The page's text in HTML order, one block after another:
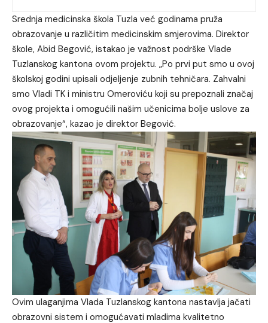
Srednja medicinska škola Tuzla već godinama pruža
obrazovanje u različitim medicinskim smjerovima. Direktor
škole, Abid Begović, istakao je važnost podrške Vlade
Tuzlanskog kantona ovom projektu. „Po prvi put smo u ovoj
školskoj godini upisali odjeljenje zubnih tehničara. Zahvalni
smo Vladi TK i ministru Omeroviću koji su prepoznali značaj
ovog projekta i omogućili našim učenicima bolje uslove za
obrazovanje“, kazao je direktor Begović.
Ovim ulaganjima Vlada Tuzlanskog kantona nastavlja jačati
obrazovni sistem i omogućavati mladima kvalitetno